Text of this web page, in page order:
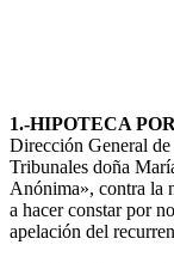
1.-HIPOTECA
Dirección General
Tribunales doña
Anónima», contra la
a hacer constar por
apelación del